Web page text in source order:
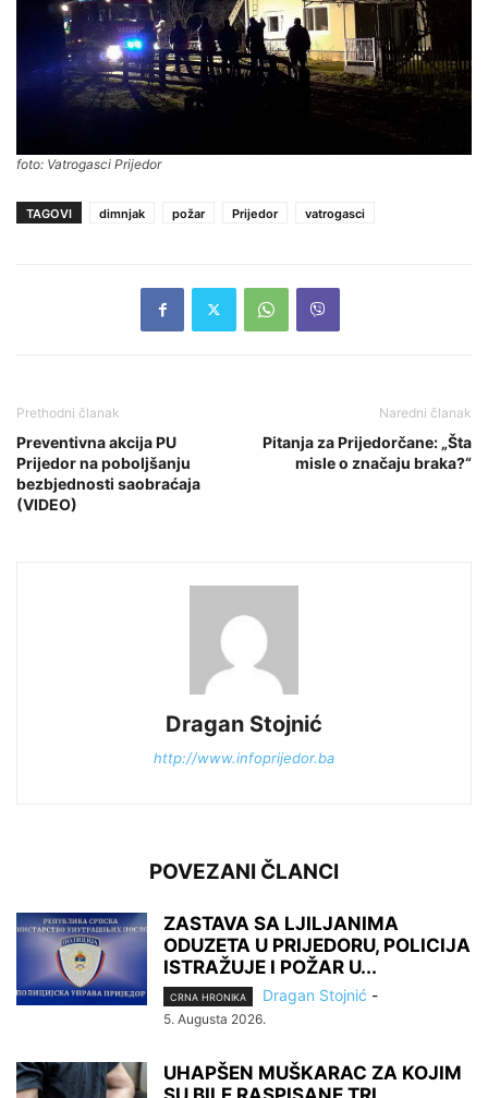
foto: Vatrogasci Prijedor
TAGOVI dimnjak požar Prijedor vatrogasci
Prethodni članak
Preventivna akcija PU
Prijedor na poboljšanju
bezbjednosti saobraćaja
(VIDEO)
Naredni članak
Pitanja za Prijedorčane: „Šta
misle o značaju braka?“
Dragan Stojnić
http://www.infoprijedor.ba
POVEZANI ČLANCI
ZASTAVA SA LJILJANIMA
ODUZETA U PRIJEDORU, POLICIJA
ISTRAŽUJE I POŽAR U...
CRNA HRONIKA Dragan Stojnić -
5. Augusta 2026.
UHAPŠEN MUŠKARAC ZA KOJIM